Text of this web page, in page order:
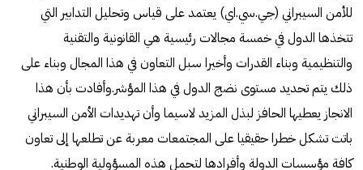
للأمن السيبراني (جي.سي.اي) يعتمد على قياس وتحليل التدابير التي
تتخذها الدول في خمسة مجالات رئيسية هي القانونية والتقنية
والتنظيمية وبناء القدرات وأخيرا سبل التعاون في هذا المجال وبناء على
ذلك يتم تحديد مستوى نضج الدول في هذا المؤشر.وأفادت بأن هذا
الانجاز يعطيها الحافز لبذل المزيد لاسيما وأن تهديدات الأمن السيبراني
باتت تشكل خطرا حقيقيا على المجتمعات معربة عن تطلعها إلى تعاون
كافة مؤسسات الدولة وأفرادها لتحمل هذه المسؤولية الوطنية.